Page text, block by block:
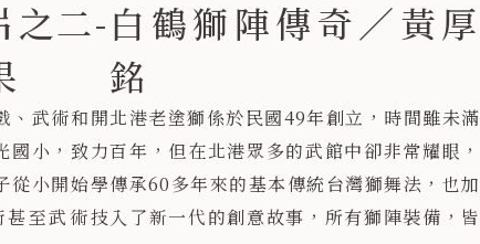
之二-
、武術和開
國小，致力
從小開始學
至武術技
白鶴獅陣傳奇／黃厚
銘
北港老塗獅係於民國49年創立，時間雖未滿
百年，但在北港眾多的武館中卻非常耀眼，
傳承60多年來的基本傳統台灣獅舞法，也加
入了新一代的創意故事，所有獅陣裝備，皆